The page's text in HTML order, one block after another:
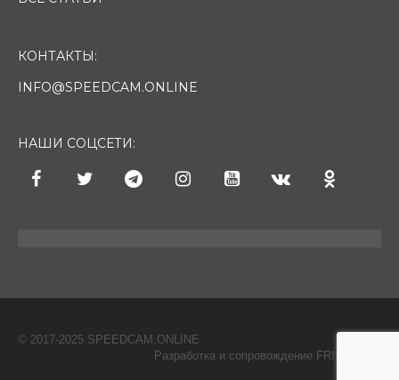
КОНТАКТЫ:
INFO@SPEEDCAM.ONLINE
НАШИ СОЦСЕТИ:
© 2017-2025 SPEEDCAM.ONLINE
Разработка и сопровождение FRISH & С